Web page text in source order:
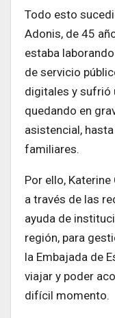
Todo esto
Adonis, de 45
estaba
de servicio
digitales y sufrió
quedando en
asistencial,
familiares.
Por ello,
a través de las
ayuda de
región, para
la Embajada de
viajar y poder
difícil momento.